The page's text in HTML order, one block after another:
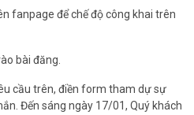
fanpage để chế độ công khai trên
bài đăng.
cầu trên, điền form tham dự sự
Đến sáng ngày 17/01, Quý khách